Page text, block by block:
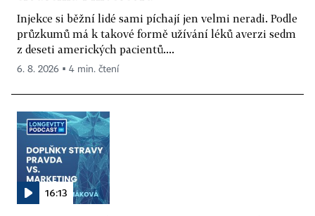
Injekce si běžní lidé sami píchají jen velmi neradi. Podle
průzkumů má k takové formě užívání léků averzi sedm
z deseti amerických pacientů....
6. 8. 2026 ▪ 4 min. čtení
16:13